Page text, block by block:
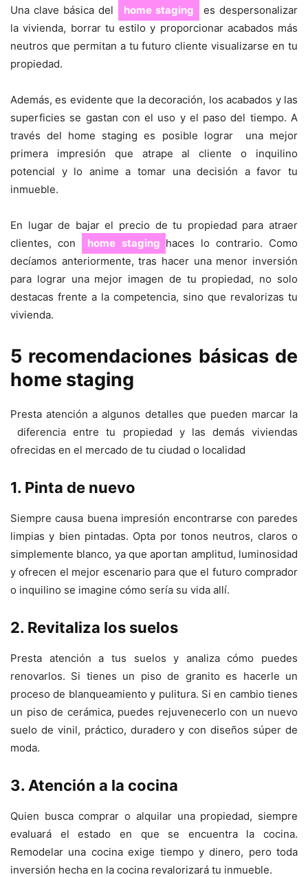
Una clave básica del
home staging
es despersonalizar
la vivienda, borrar tu estilo y proporcionar acabados más
neutros que permitan a tu futuro cliente visualizarse en tu
propiedad.
Además, es evidente que la decoración, los acabados y las
superficies se gastan con el uso y el paso del tiempo. A
través del home staging es posible lograr una mejor
primera impresión que atrape al cliente o inquilino
potencial y lo anime a tomar una decisión a favor tu
inmueble.
En lugar de bajar el precio de tu propiedad para atraer
clientes, con
home staging haces lo contrario. Como
decíamos anteriormente, tras hacer una menor inversión
para lograr una mejor imagen de tu propiedad, no solo
destacas frente a la competencia, sino que revalorizas tu
vivienda.
5 recomendaciones básicas de
home staging
Presta atención a algunos detalles que pueden marcar la
diferencia entre tu propiedad y las demás viviendas
ofrecidas en el mercado de tu ciudad o localidad
1. Pinta de nuevo
Siempre causa buena impresión encontrarse con paredes
limpias y bien pintadas. Opta por tonos neutros, claros o
simplemente blanco, ya que aportan amplitud, luminosidad
y ofrecen el mejor escenario para que el futuro comprador
o inquilino se imagine cómo sería su vida allí.
2. Revitaliza los suelos
Presta atención a tus suelos y analiza cómo puedes
renovarlos. Si tienes un piso de granito es hacerle un
proceso de blanqueamiento y pulitura. Si en cambio tienes
un piso de cerámica, puedes rejuvenecerlo con un nuevo
suelo de vinil, práctico, duradero y con diseños súper de
moda.
3. Atención a la cocina
Quien busca comprar o alquilar una propiedad, siempre
evaluará el estado en que se encuentra la cocina.
Remodelar una cocina exige tiempo y dinero, pero toda
inversión hecha en la cocina revalorizará tu inmueble.